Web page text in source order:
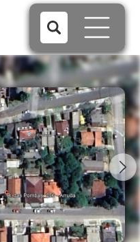
1/7